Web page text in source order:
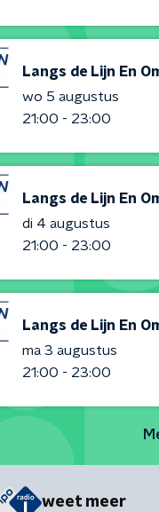
Langs de Lijn En
wo 5 augustus
21:00 - 23:00
Langs de Lijn En
di 4 augustus
21:00 - 23:00
Langs de Lijn En
ma 3 augustus
21:00 - 23:00
weet meer